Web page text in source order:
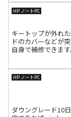
HP ノートPC
キートップが外れ
ドのカバーなどが
自身で補修できま
HP ノートPC
ダウングレード10